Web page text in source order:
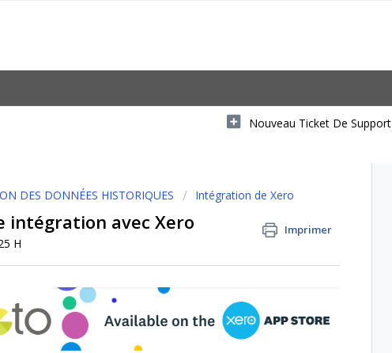
Nouveau Ticket De Support
DES DONNÉES HISTORIQUES Intégration de Xero
intégration avec Xero Imprimer
H